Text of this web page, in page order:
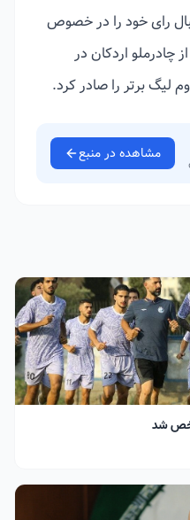
رای خود را در خصوص
چادرملو اردکان در
برتر را صادر کرد.
مشاهده در منبع
شد